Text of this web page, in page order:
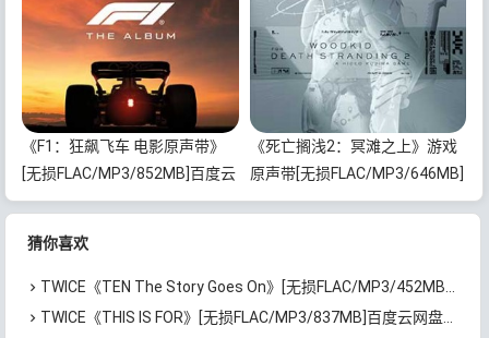
《F1：狂飙飞车 电影原声带》
[无损FLAC/MP3/852MB]百度云
网盘下载
《死亡搁浅2：冥滩之上》游戏
原声带[无损FLAC/MP3/646MB]
百度云网盘下载
猜你喜欢
TWICE《TEN The Story Goes On》[无损FLAC/MP3/452MB]百度云网盘下载
TWICE《THIS IS FOR》[无损FLAC/MP3/837MB]百度云网盘下载